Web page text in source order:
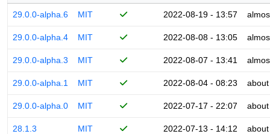
29.0.0-alpha.6 MIT 2022-08-19 - 13:57
29.0.0-alpha.4 MIT 2022-08-08 - 13:05
29.0.0-alpha.3 MIT 2022-08-07 - 13:41
29.0.0-alpha.1 MIT 2022-08-04 - 08:23
29.0.0-alpha.0 MIT 2022-07-17 - 22:07
28.1.3 MIT 2022-07-13 - 14:12